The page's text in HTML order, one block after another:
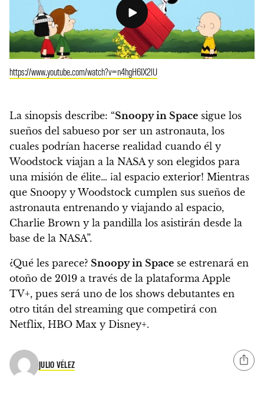
https://www.youtube.com/watch?v=n4hgH6IX2lU
La sinopsis describe: “Snoopy in Space sigue los
sueños del sabueso por ser un astronauta, los
cuales podrían hacerse realidad cuando él y
Woodstock viajan a la NASA y son elegidos para
una misión de élite… ¡al espacio exterior! Mientras
que Snoopy y Woodstock cumplen sus sueños de
astronauta entrenando y viajando al espacio,
Charlie Brown y la pandilla los asistirán desde la
base de la NASA”.
¿Qué les parece? Snoopy in Space se estrenará en
otoño de 2019 a través de la plataforma Apple
TV+, pues será uno de los shows debutantes en
otro titán del streaming que competirá con
Netflix, HBO Max y Disney+.
JULIO VÉLEZ